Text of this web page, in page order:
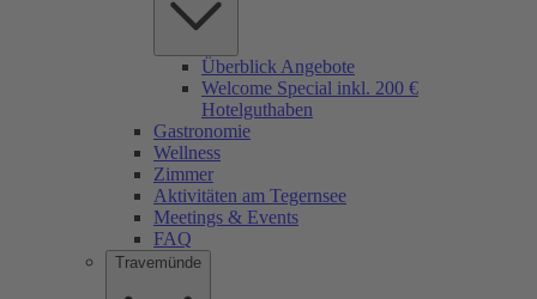
Überblick Angebote
Welcome Special inkl. 200 €
Hotelguthaben
Gastronomie
Wellness
Zimmer
Aktivitäten am Tegernsee
Meetings & Events
FAQ
Travemünde